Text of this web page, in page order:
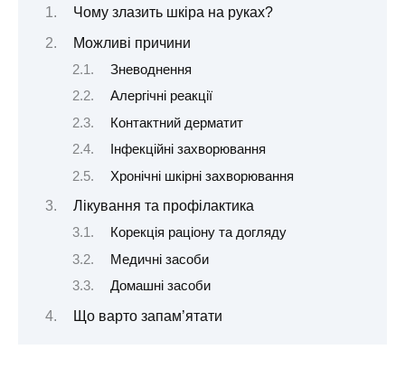
Чому злазить шкіра на руках?
Можливі причини
Зневоднення
Алергічні реакції
Контактний дерматит
Інфекційні захворювання
Хронічні шкірні захворювання
Лікування та профілактика
Корекція раціону та догляду
Медичні засоби
Домашні засоби
Що варто запам’ятати